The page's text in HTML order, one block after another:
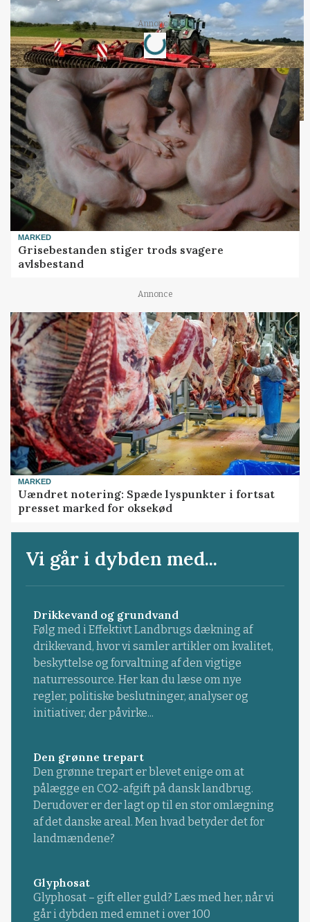
Annonce
Loading...
MARKED
Grisebestanden stiger trods svagere
avlsbestand
Annonce
MARKED
Uændret notering: Spæde lyspunkter i fortsat
presset marked for oksekød
Vi går i dybden med...
Drikkevand og grundvand
Følg med i Effektivt Landbrugs dækning af
drikkevand, hvor vi samler artikler om kvalitet,
beskyttelse og forvaltning af den vigtige
naturressource. Her kan du læse om nye
regler, politiske beslutninger, analyser og
initiativer, der påvirke...
Den grønne trepart
Den grønne trepart er blevet enige om at
pålægge en CO2-afgift på dansk landbrug.
Derudover er der lagt op til en stor omlægning
af det danske areal. Men hvad betyder det for
landmændene?
Glyphosat
Glyphosat – gift eller guld? Læs med her, når vi
går i dybden med emnet i over 100